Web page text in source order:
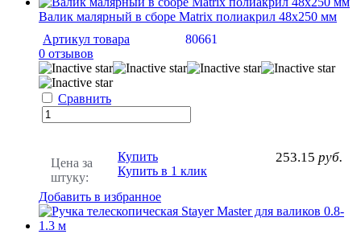
Валик малярный в сборе Matrix полиакрил 48х250 мм
Артикул товара
80661
0 отзывов
Сравнить
Цена за
штуку:
253.15 руб.
Купить
Купить в 1 клик
Добавить в избранное